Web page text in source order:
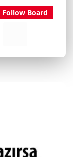
Follow Board